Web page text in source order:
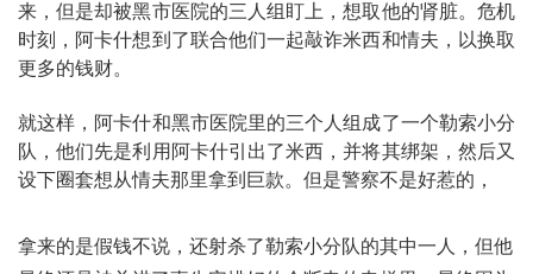
来，但是却被黑市医院的三人组盯上，想取他的肾脏。 危机
时刻，阿卡什想到了联合他们一起敲诈米西和情夫，以换取
更多的钱财。
就这样，阿卡什和黑市医院里的三个人组成了一个勒索小分
队，他们先是利用阿卡什引出了米西，并将其绑架，然后又
设下圈套想从情夫那里拿到巨款。但是警察不是好惹的，
拿来的是假钱不说，还射杀了勒索小分队的其中一人，但他